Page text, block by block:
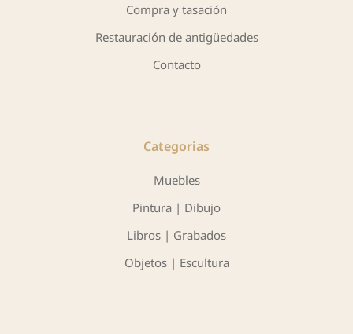
Compra y tasación
Restauración de antigüedades
Contacto
Categorias
Muebles
Pintura | Dibujo
Libros | Grabados
Objetos | Escultura